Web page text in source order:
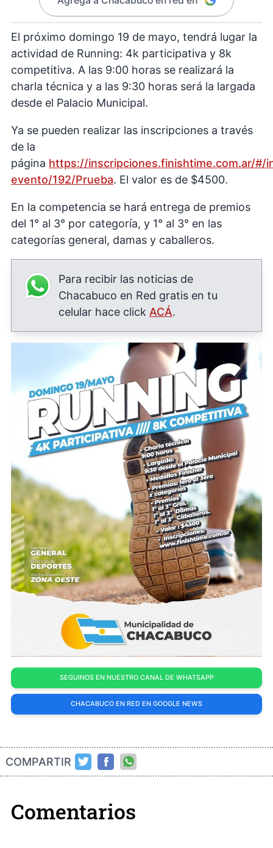
El próximo domingo 19 de mayo, tendrá lugar la
actividad de Running: 4k participativa y 8k
competitiva. A las 9:00 horas se realizará la
charla técnica y a las 9:30 horas será la largada
desde el Palacio Municipal.
Ya se pueden realizar las inscripciones a través
de la
página https://inscripciones.finishtime.com.ar/#/
evento/192/Prueba. El valor es de $4500.
En la competencia se hará entrega de premios
del 1° al 3° por categoría, y 1° al 3° en las
categorías general, damas y caballeros.
Para recibir las noticias de
Chacabuco en Red gratis en tu
celular hace click ACÁ.
SEGUINOS EN NUESTRO CANAL DE WHATSAPP
CHACABUCO EN RED EN GOOGLE NEWS
COMPARTIR
Comentarios